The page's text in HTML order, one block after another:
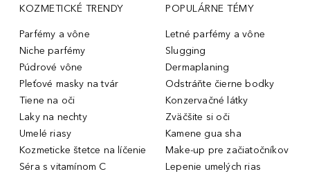
KOZMETICKÉ TRENDY
Parfémy a vône
Niche parfémy
Púdrové vône
Pleťové masky na tvár
Tiene na oči
Laky na nechty
Umelé riasy
Kozmeticke štetce na líčenie
Séra s vitamínom C
POPULÁRNE TÉMY
Letné parfémy a vône
Slugging
Dermaplaning
Odstráňte čierne bodky
Konzervačné látky
Zväčšite si oči
Kamene gua sha
Make-up pre začiatočníkov
Lepenie umelých rias